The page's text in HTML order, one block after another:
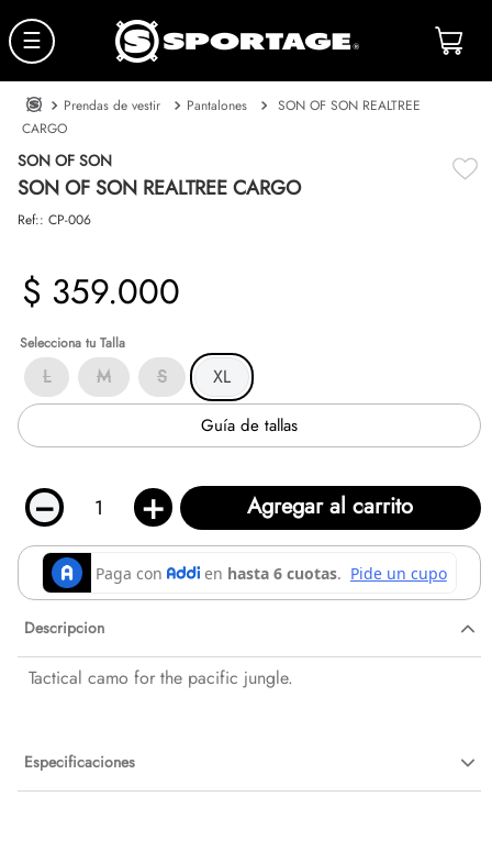
☰
Prendas de vestir Pantalones
SON OF SON REALTREE
CARGO
SON OF SON
SON OF SON REALTREE CARGO
Ref:: CP-006
$ 359.000
Talla
L M S XL
Guía de tallas
＋
－ Agregar al carrito
Descripcion
Tactical camo for the pacific jungle.
Especificaciones